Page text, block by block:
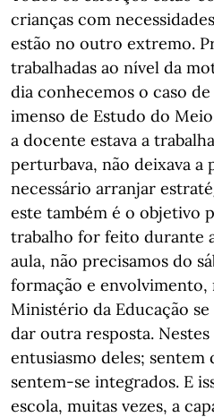
crianças com
estão no outro extremo.
trabalhadas ao nível da
dia conhecemos o caso
imenso de Estudo do
a docente estava a
perturbava, não deixava a
necessário arranjar
este também é o objetivo
trabalho for feito durante
aula, não precisamos do
formação e envolvimento,
Ministério da Educação
dar outra resposta.
entusiasmo deles; sentem
sentem-se integrados. E
escola, muitas vezes, a